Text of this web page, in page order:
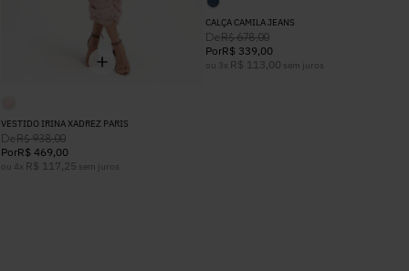
VESTIDO IRINA XADREZ PARIS
DeR$ 938,00
PorR$ 469,00
ou 4 x R$ 117,25 sem juros
CALÇA CAMILA JEANS
DeR$ 678,00
PorR$ 339,00
ou 3 x R$ 113,00 sem juros